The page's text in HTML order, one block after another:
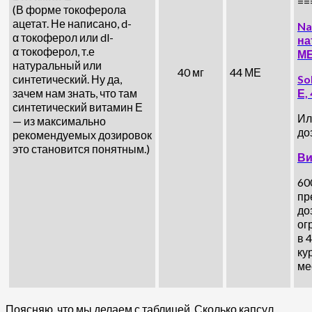
(В форме токоферола
ацетат. Не написано, d-
α токоферол или dl-
α токоферол, т.е
натуральный или
синтетический. Ну да,
зачем нам знать, что там
синтетический витамин Е
— из максимально
рекомендуемых дозировок
это становится понятным.)
40 мг 44 МЕ
Е,
в
Поясняю, что мы делаем с таблицей. Сколько капсул